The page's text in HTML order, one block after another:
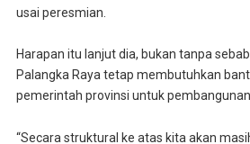
usai peresmian.
Harapan itu lanjut dia, bukan tanpa
Palangka Raya tetap membutuhkan
pemerintah provinsi untuk
“Secara struktural ke atas kita akan